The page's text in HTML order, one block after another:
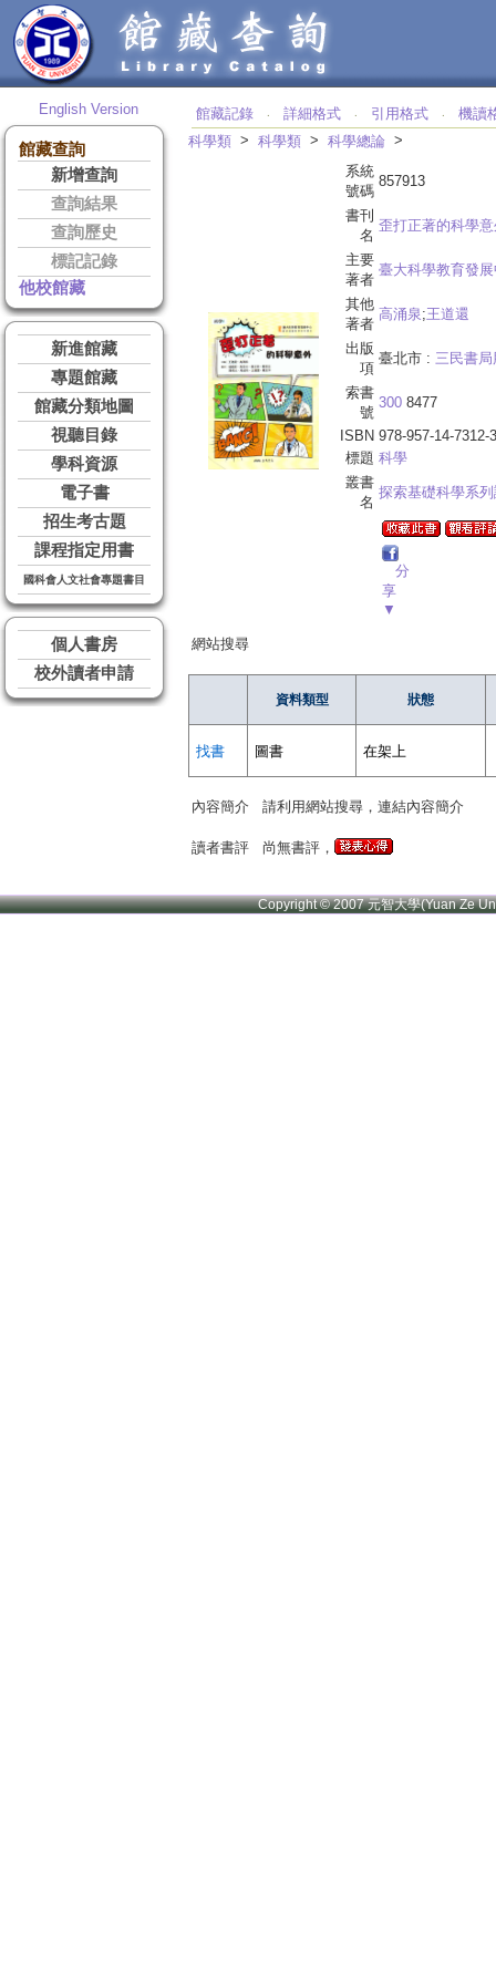
English Version
館藏查詢
新增查詢
查詢結果
查詢歷史
標記記錄
他校館藏
新進館藏
專題館藏
館藏分類地圖
視聽目錄
學科資源
電子書
招生考古題
課程指定用書
國科會人文社會專題書目
個人書房
校外讀者申請
館藏記錄 ‧ 詳細格式 ‧ 引用格式 ‧
機讀
科學類 > 科學類 > 科學總論 >
系統
號碼
857913
書刊
名
歪打正著的科學
主要
著者
臺大科學教育發
其他
著者
高涌泉 ;王道還
出版
項
臺北市 : 三民書
索書
號
300 8477
ISBN 978-957-14-7312-3
標題 科學
叢書
名
探索基礎科學系
分
享
▼
網站搜尋
資料類型 狀態
找書 圖書 在架上
內容簡介 請利用網站搜尋，連結內容簡介
讀者書評 尚無書評，
Copyright © 2007 元智大學(Yuan Ze